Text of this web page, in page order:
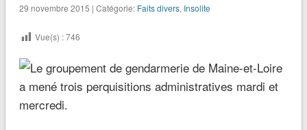
29 novembre 2015 | Catégorie: Faits divers, Insolite
Vue(s) :746